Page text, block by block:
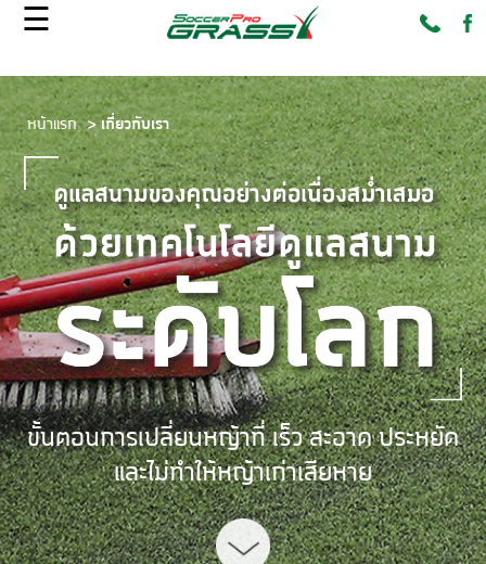
☰
หน้าแรก > เกี่ยวกับเรา
ขั้นตอนการเปลี่ยนหญ้าที่ เร็ว สะอาด ประหยัด
และไม่ทำให้หญ้าเก่าเสียหาย